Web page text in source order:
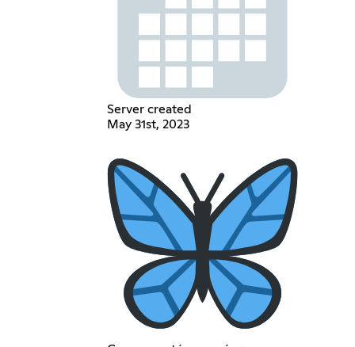
Server created
May 31st, 2023